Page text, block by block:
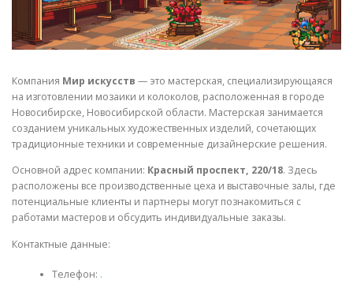
Компания Мир искусств — это мастерская, специализирующаяся
на изготовлении мозаики и колоколов, расположенная в городе
Новосибирске, Новосибирской области. Мастерская занимается
созданием уникальных художественных изделий, сочетающих
традиционные техники и современные дизайнерские решения.
Основной адрес компании: Красный проспект, 220/18. Здесь
расположены все производственные цеха и выставочные залы, где
потенциальные клиенты и партнеры могут познакомиться с
работами мастеров и обсудить индивидуальные заказы.
Контактные данные:
Телефон: .